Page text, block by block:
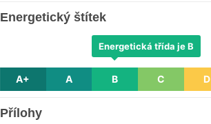
Energetický štítek
A+ A B
Energetická třída je B
C D
Přílohy